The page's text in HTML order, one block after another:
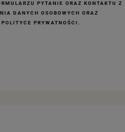
PYTANIE ORAZ KONTAKTU Z
DANYCH OSOBOWYCH ORAZ
PRYWATNOŚCI.